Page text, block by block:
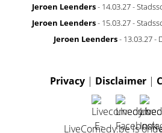
Jeroen Leenders- 14.03.27 -
Jeroen Leenders- 15.03.27 -
Jeroen Leenders- 13.03.27 -
Privacy | Disclaimer |
LiveComedy.be is